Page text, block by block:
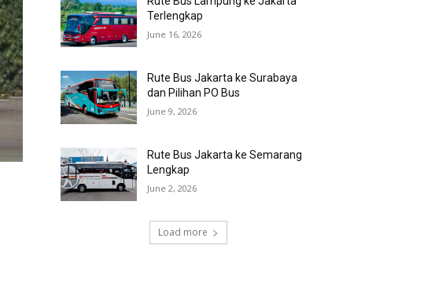
Terlengkap
June 16, 2026
Rute Bus Jakarta ke Surabaya
dan Pilihan PO Bus
June 9, 2026
Rute Bus Jakarta ke Semarang
Lengkap
June 2, 2026
Load more